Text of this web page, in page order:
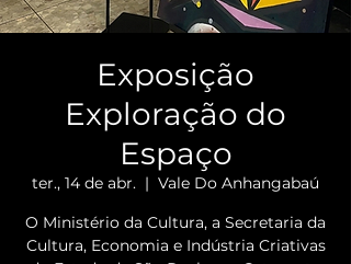
Exposição
Exploração do
Espaço
ter., 14 de abr.
  |
Vale Do Anhangabaú
O Ministério da Cultura, a Secretaria da
Cultura, Economia e Indústria Criativas